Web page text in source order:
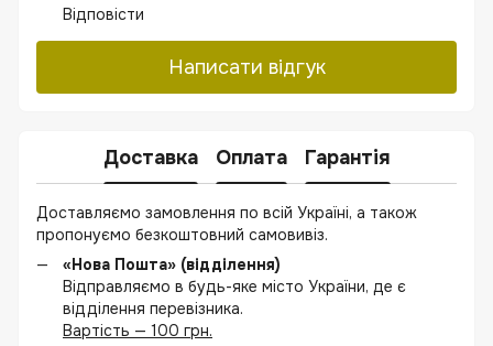
Відповісти
Написати відгук
Доставка Оплата Гарантія
Доставляємо замовлення по всій Україні, а також
пропонуємо безкоштовний самовивіз.
«Нова Пошта» (відділення)
Відправляємо в будь-яке місто України, де є
відділення перевізника.
Вартість — 100 грн.